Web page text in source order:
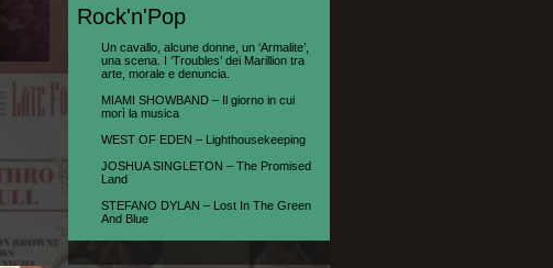
Rock'n'Pop
Un cavallo, alcune donne, un ‘Armalite’,
una scena. I ‘Troubles’ dei Marillion tra
arte, morale e denuncia.
MIAMI SHOWBAND – Il giorno in cui
morì la musica
WEST OF EDEN – Lighthousekeeping
JOSHUA SINGLETON – The Promised
Land
STEFANO DYLAN – Lost In The Green
And Blue